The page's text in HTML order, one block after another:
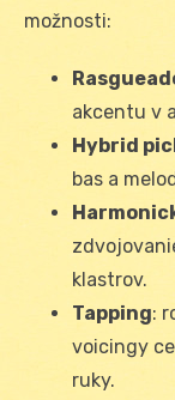
možnosti:
akcentu v
Hybrid
bas a
klastrov.
Tapping:
voicingy
ruky.